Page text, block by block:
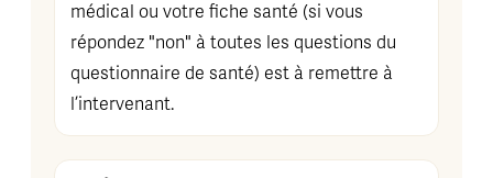
médical ou votre fiche santé (si vous
répondez "non" à toutes les questions du
questionnaire de santé) est à remettre à
l’intervenant.